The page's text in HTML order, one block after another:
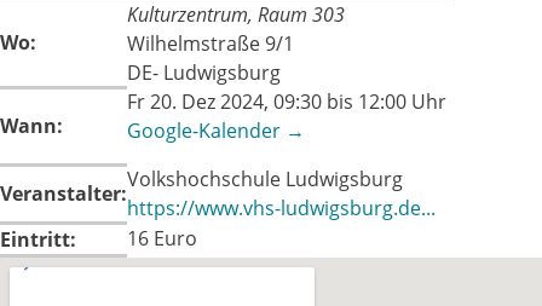
Wo:
Kulturzentrum, Raum 303
Wilhelmstraße 9/1
DE- Ludwigsburg
Wann:
Fr 20. Dez 2024, 09:30 bis 12:00 Uhr
Google-Kalender →
Veranstalter:
Volkshochschule Ludwigsburg
https://www.vhs-ludwigsburg.de...
Eintritt:
16 Euro